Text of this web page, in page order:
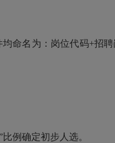
命名为：岗位代码+招
例确定初步人选。